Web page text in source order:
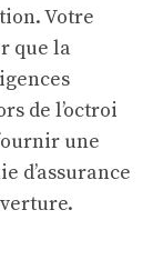
Votre
que la
de l’octroi
une
d’assurance